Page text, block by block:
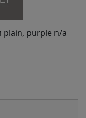
plain, purple n/a